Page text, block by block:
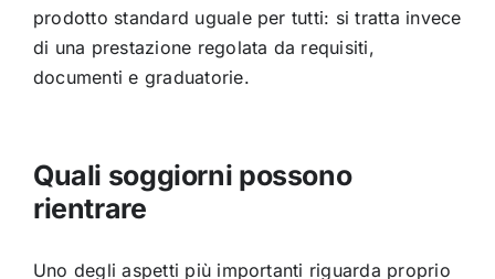
prodotto standard uguale per tutti: si tratta invece
di una prestazione regolata da requisiti,
documenti e graduatorie.
Quali soggiorni possono
rientrare
Uno degli aspetti più importanti riguarda proprio